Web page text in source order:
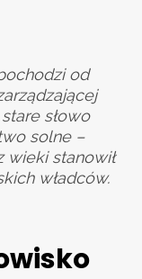
od
słowo
solne –
stanowił
władców.